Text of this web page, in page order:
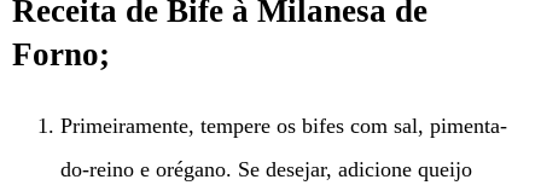
Receita de Bife à Milanesa de
Forno;
Primeiramente, tempere os bifes com sal, pimenta-
do-reino e orégano. Se desejar, adicione queijo